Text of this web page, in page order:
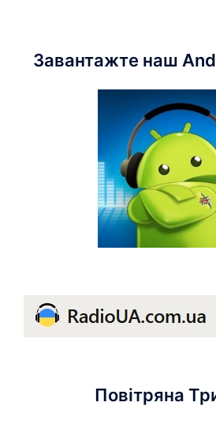
Завантажте наш
Повітряна